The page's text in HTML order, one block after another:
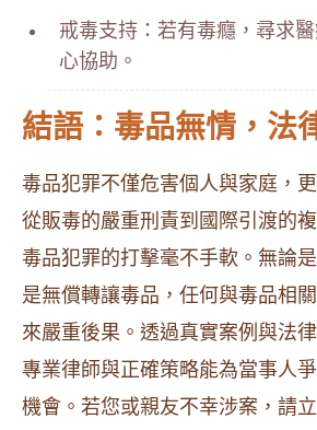
戒毒支持：若有毒癮，尋求
心協助。
結語：毒品無情，法
毒品犯罪不僅危害個人與家庭，
從販毒的嚴重刑責到國際引渡的
毒品犯罪的打擊毫不手軟。無論
是無償轉讓毒品，任何與毒品相
來嚴重後果。透過真實案例與法
專業律師與正確策略能為當事人
機會。若您或親友不幸涉案，請